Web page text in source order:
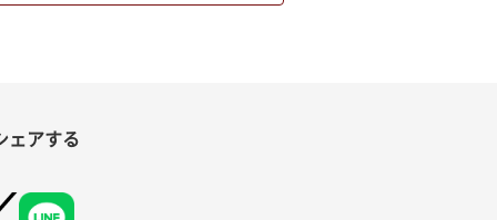
ェアする